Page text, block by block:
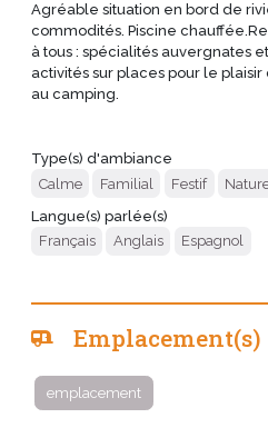
Agréable situation en bord de
commodités. Piscine
à tous : spécialités auvergnates
activités sur places pour le
au camping.
Type(s) d'ambiance
Calme
Familial Festif
Langue(s) parlée(s)
Français
Anglais Espagnol
Emplacement(s)
emplacement